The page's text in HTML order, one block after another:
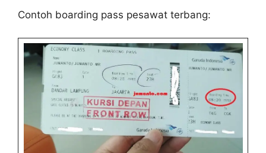
Contoh boarding pass pesawat terbang: